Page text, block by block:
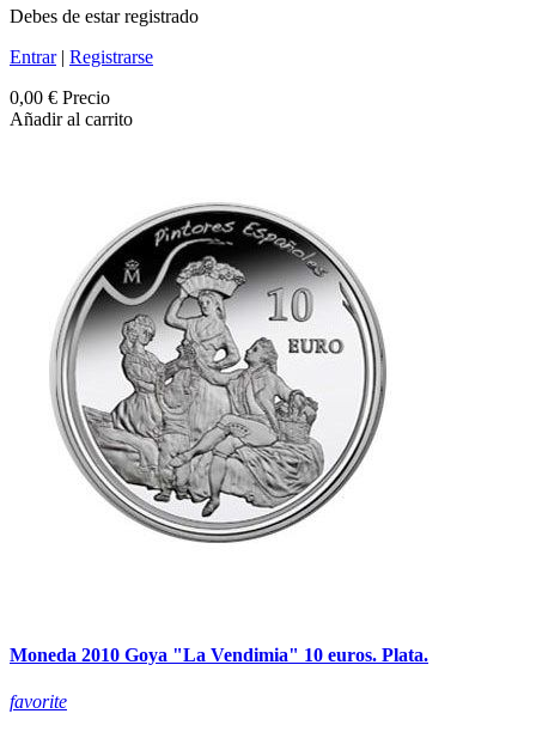
Debes de estar registrado
Entrar| Registrarse
0,00 € Precio
Añadir al carrito
Moneda 2010 Goya "La Vendimia" 10 euros. Plata.
favorite